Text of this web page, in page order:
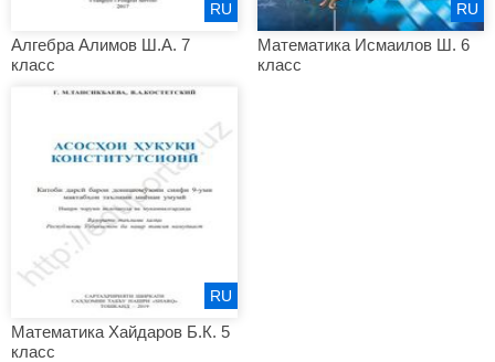
Алгебра Алимов Ш.А. 7
класс
RU
Математика Исмаилов Ш. 6
класс
RU
Математика Хайдаров Б.К. 5
класс
RU